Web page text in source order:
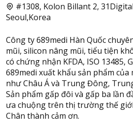
#1308, Kolon Billant 2,
Seoul,Korea
Công ty 689medi Hàn Quốc
mũi, silicon nâng mũi, tiểu tiện
có chứng nhận KFDA, ISO 13485,
689medi xuất khẩu sản phẩm
như Châu Á và Trung Đông,
Sản phẩm gấp đôi và gấp ba lần
ưa chuộng trên thị trường thế
Chân thành cảm ơn.